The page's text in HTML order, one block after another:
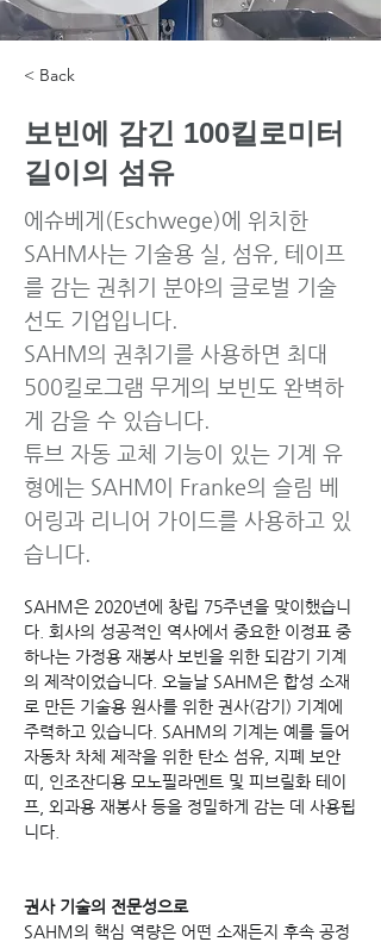
< Back
보빈에 감긴 100킬로미터
길이의 섬유
에슈베게(Eschwege)에 위치한
SAHM사는 기술용 실, 섬유, 테이프
를 감는 권취기 분야의 글로벌 기술
선도 기업입니다.
SAHM의 권취기를 사용하면 최대
500킬로그램 무게의 보빈도 완벽하
게 감을 수 있습니다.
튜브 자동 교체 기능이 있는 기계 유
형에는 SAHM이 Franke의 슬림 베
어링과 리니어 가이드를 사용하고 있
습니다.
SAHM은 2020년에 창립 75주년을 맞이했습니
다. 회사의 성공적인 역사에서 중요한 이정표 중
하나는 가정용 재봉사 보빈을 위한 되감기 기계
의 제작이었습니다. 오늘날 SAHM은 합성 소재
로 만든 기술용 원사를 위한 권사(감기) 기계에
주력하고 있습니다. SAHM의 기계는 예를 들어
자동차 차체 제작을 위한 탄소 섬유, 지폐 보안
띠, 인조잔디용 모노필라멘트 및 피브릴화 테이
프, 외과용 재봉사 등을 정밀하게 감는 데 사용됩
니다.
권사 기술의 전문성으로
SAHM의 핵심 역량은 어떤 소재든지 후속 공정